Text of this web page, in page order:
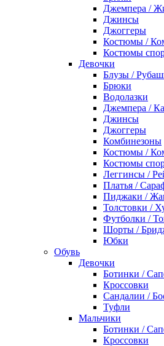
Джемпера /
Джинсы
Джоггеры
Костюмы /
Костюмы
Девочки
Блузы /
Брюки
Водолазки
Джемпера /
Джинсы
Джоггеры
Комбинезоны
Костюмы /
Костюмы
Леггинсы /
Платья /
Пиджаки /
Толстовки /
Футболки /
Шорты /
Юбки
Обувь
Девочки
Ботинки /
Кроссовки
Сандалии /
Туфли
Мальчики
Ботинки /
Кроссовки